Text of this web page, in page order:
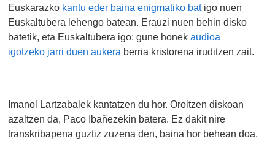
Euskarazko kantu eder baina enigmatiko batigo nuen
Euskaltubera lehengo batean. Erauzi nuen behin disko
batetik, eta Euskaltubera igo: gune honekaudioa
igotzeko jarri duen aukera berria kristorena iruditzen zait.
Imanol Lartzabalek kantatzen du hor. Oroitzen diskoan
azaltzen da, Paco Ibañezekin batera. Ez dakit nire
transkribapena guztiz zuzena den, baina hor behean doa.